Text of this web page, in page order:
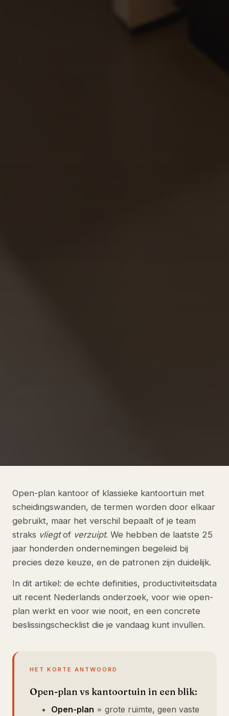
Open-plan kantoor of klassieke kantoortuin met
scheidingswanden, de termen worden door elkaar
gebruikt, maar het verschil bepaalt of je team
straks vliegtof verzuipt. We hebben de laatste 25
jaar honderden ondernemingen begeleid bij
precies deze keuze, en de patronen zijn duidelijk.
In dit artikel: de echte definities, productiviteitsdata
uit recent Nederlands onderzoek, voor wie open-
plan werkt en voor wie nooit, en een concrete
beslissingschecklist die je vandaag kunt invullen.
HET KORTE ANTWOORD
Open-plan vs kantoortuin in een blik:
Open-plan = grote ruimte, geen vaste